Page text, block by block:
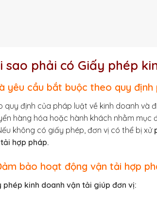
sao phải có Giấy phép
yêu cầu bắt buộc theo quy
quy định của pháp luật về kinh doanh và
hàng hóa hoặc hành khách nhằm mục
không có giấy phép, đơn vị có thể bị xử
hợp pháp.
bảo hoạt động vận tải hợp
phép kinh doanh vận tải giúp đơn vị: